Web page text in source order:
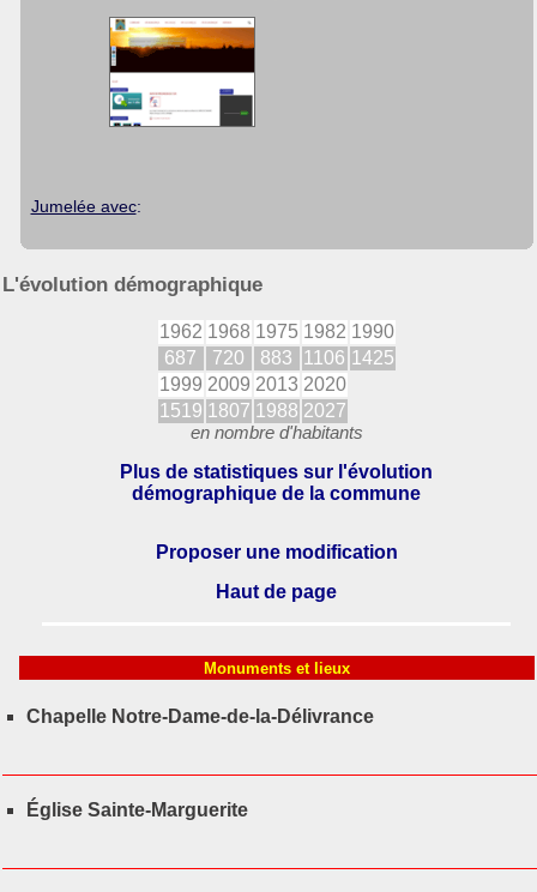
Jumelée avec:
L'évolution démographique
1962 1968 1975 1982 1990
687
720 883 1106 1425
1999 2009 2013 2020
1519 1807 1988 2027
en nombre d'habitants
Plus de statistiques sur l'évolution
démographique de la commune
Proposer une modification
Haut de page
Monuments et lieux
Chapelle Notre-Dame-de-la-Délivrance
Église Sainte-Marguerite